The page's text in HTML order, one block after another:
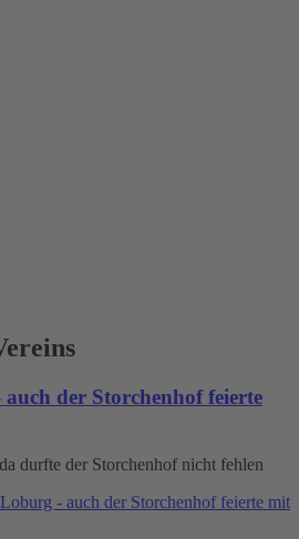
der Storchenhof feierte
durfte der Storchenhof nicht fehlen
- auch der Storchenhof feierte mit